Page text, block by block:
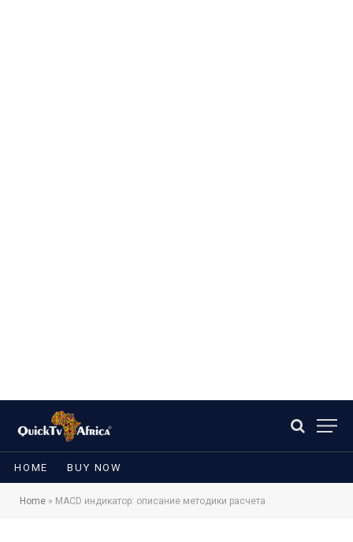
HOME BUY NOW
Home » MACD индикатор: описание методики расчета